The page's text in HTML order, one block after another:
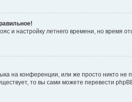
и настройку летнего времени, но
на конференции, или же просто никто
то вы сами можете перевести